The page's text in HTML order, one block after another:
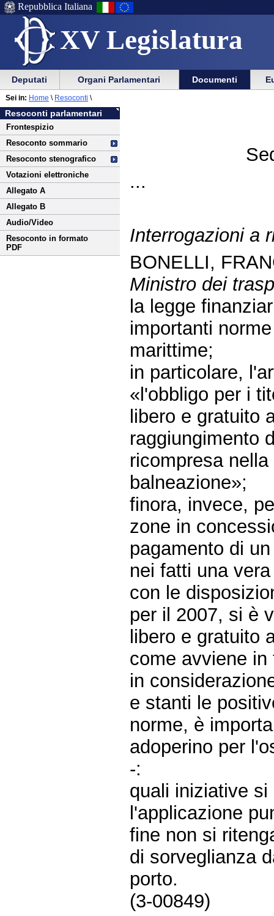
XV Legislatura
Menu
di
ausilio
alla
navigazione
Vai
Menu
di
navigazione
principale
Repubblica Italiana
Menu
di
navigazione
principale
Vai
menu
di
sezione
Deputati Organi Parlamentari Documenti
Vai
al
contenuto
Resoconti parlamentari
Frontespizio
Resoconto sommario
Resoconto stenografico
Votazioni elettroniche
Allegato A
Allegato B
Audio/Video
Resoconto in formato
PDF
Sei in: Home \ Resoconti \
...
Interrogazioni a
BONELLI,
Ministro dei
la legge
importanti
marittime;
in particolare,
«l'obbligo per i
libero e gratuito
raggiungimento
ricompresa
balneazione»;
finora, invece,
zone in
pagamento di
nei fatti una
con le
per il 2007, si è
libero e gratuito
come avviene
in
e stanti le
norme, è
adoperino per
-:
quali iniziative si
l'applicazione
fine non si
di sorveglianza
porto.
(3-00849)